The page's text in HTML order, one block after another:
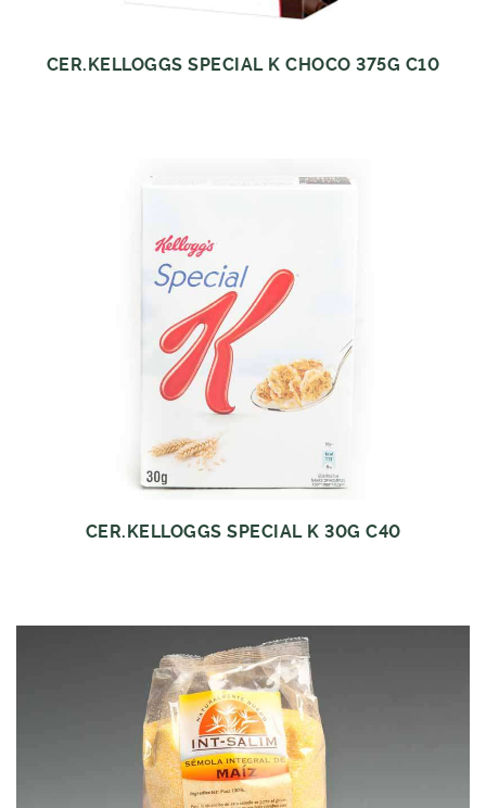
CER.KELLOGGS SPECIAL K CHOCO 375G C10
CER.KELLOGGS SPECIAL K 30G C40